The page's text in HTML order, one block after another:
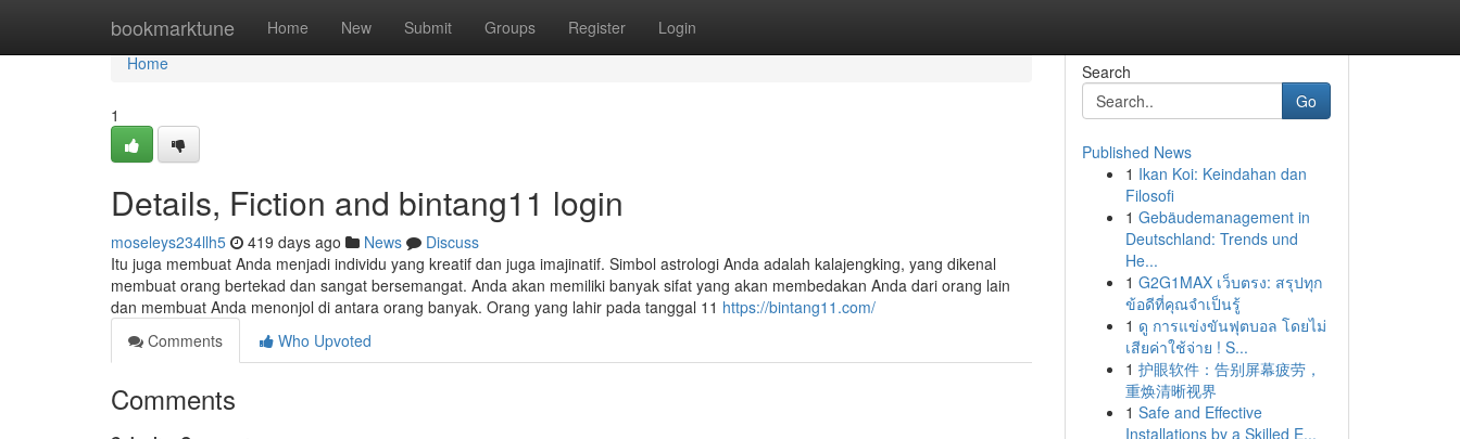
bookmarktune Home New Submit Groups Register Login
Home
Home
1
Details, Fiction and bintang11 login
moseleys234llh5 419 days ago News
Discuss
Itu juga membuat Anda menjadi individu yang kreatif dan juga imajinatif. Simbol astrologi Anda adalah kalajengking, yang dikenal
membuat orang bertekad dan sangat bersemangat. Anda akan memiliki banyak sifat yang akan membedakan Anda dari orang lain
dan membuat Anda menonjol di antara orang banyak. Orang yang lahir pada tanggal 11 https://bintang11.com/
Comments
Who Upvoted
Comments
Search
Go
Published News
1 Ikan Koi: Keindahan dan
Filosofi
1 Gebäudemanagement in
Deutschland: Trends und
He...
1 G2G1MAX เว็บตรง: สรุปทุก
ข้อดีที่คุณจำเป็นรู้
1 ดู การแข่งขันฟุตบอล โดยไม่
เสียค่าใช้จ่าย ! S...
1 护眼软件：告别屏幕疲劳，
重焕清晰视界
1 Safe and Effective
Installations by a Skilled E...